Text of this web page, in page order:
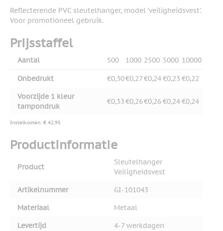
Reflecterende PVC sleutelhanger, model 'veiligheidsvest'.
Voor promotioneel gebruik.
Prijsstaffel
Aantal 500 1000 2500 5000 10000
Onbedrukt €0,30€0,27€0,24€0,23 €0,22
Voorzijde 1 kleur
tampondruk
€0,33€0,26€0,26€0,24€0,24
Instelkosten: € 42,95
Productinformatie
Product
Sleutelhanger
Veiligheidsvest
Artikelnummer
GI-101043
Materiaal
Metaal
Levertijd
4-7 werkdagen